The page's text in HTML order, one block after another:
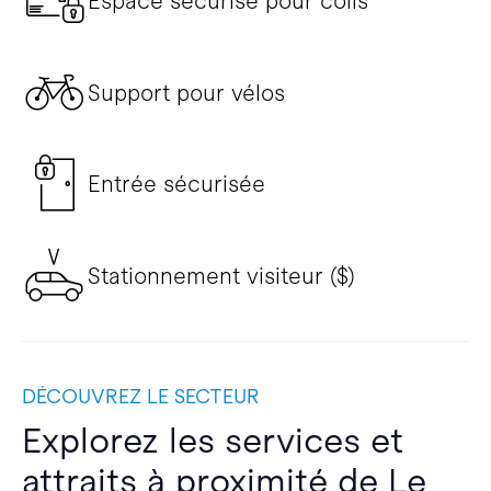
Support pour vélos
Entrée sécurisée
Stationnement visiteur ($)
DÉCOUVREZ LE SECTEUR
Explorez les services et
attraits à proximité de Le